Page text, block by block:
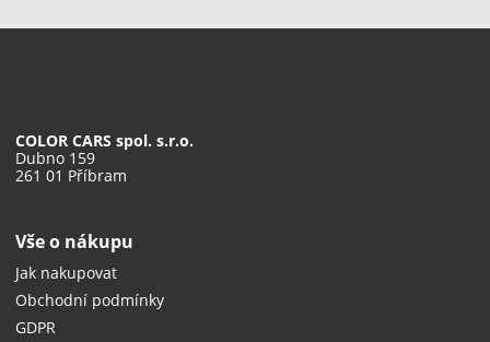
COLOR CARS spol. s.r.o.
Dubno 159
261 01 Příbram
Vše o nákupu
Jak nakupovat
Obchodní podmínky
GDPR